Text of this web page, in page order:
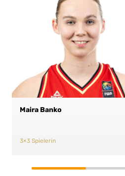
Maira Banko
3×3 Spielerin